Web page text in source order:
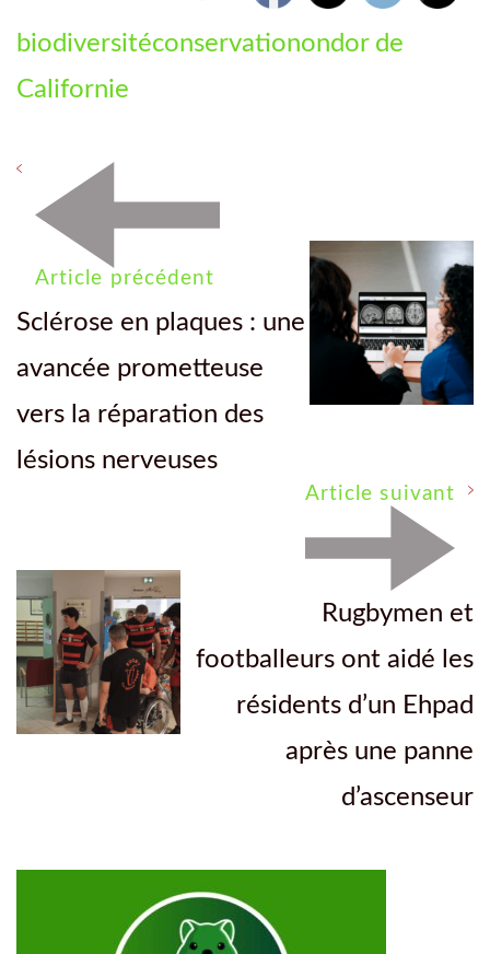
biodiversitéconservationondor de
Californie
Article précédent
Sclérose en plaques : une
avancée prometteuse
vers la réparation des
lésions nerveuses
Article suivant
Rugbymen et
footballeurs ont aidé les
résidents d’un Ehpad
après une panne
d’ascenseur